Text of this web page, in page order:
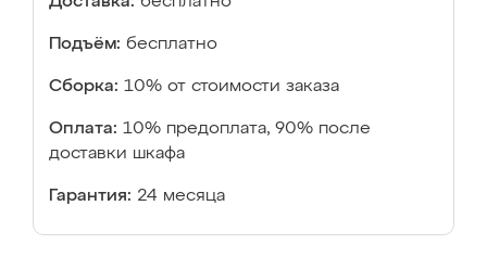
Подъём: бесплатно
Сборка: 10% от стоимости заказа
Оплата: 10% предоплата, 90% после
доставки шкафа
Гарантия: 24 месяца